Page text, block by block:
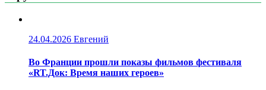
24.04.2026 Евгений
Во Франции прошли показы фильмов фестиваля
«RT.Док: Время наших героев»